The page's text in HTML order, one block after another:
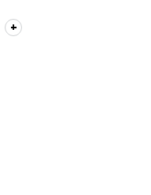
+